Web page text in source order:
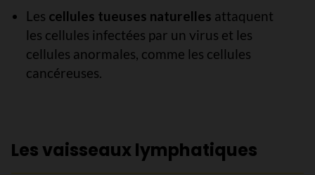
Les cellules tueuses naturelles attaquent
les cellules infectées par un virus et les
cellules anormales, comme les cellules
cancéreuses.
Les vaisseaux lymphatiques